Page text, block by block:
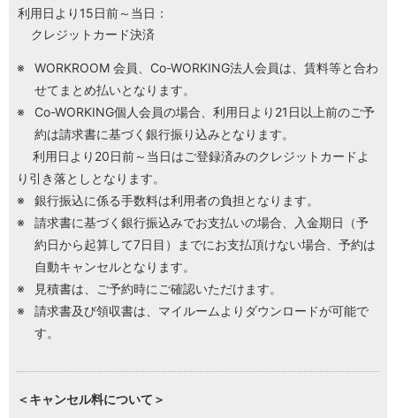
SPACE MANAGEMENT
WITHyou WITHyou企画
POPUP ポップアップ
利用日より15日前～当日：
クレジットカード決済
WORKROOM 会員、Co-WORKING法人会員は、賃料等と合わ
せてまとめ払いとなります。
Co-WORKING個人会員の場合、利用日より21日以上前のご予
約は請求書に基づく銀行振り込みとなります。
利用日より20日前～当日はご登録済みのクレジットカードよ
り引き落としとなります。
銀行振込に係る手数料は利用者の負担となります。
請求書に基づく銀行振込みでお支払いの場合、入金期日（予
約日から起算して7日目）までにお支払頂けない場合、予約は
自動キャンセルとなります。
見積書は、ご予約時にご確認いただけます。
請求書及び領収書は、マイルームよりダウンロードが可能で
す。
＜キャンセル料について＞